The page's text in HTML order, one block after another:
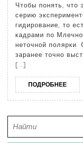
Чтобы понять, что
серию
гидирование, то
кадрами по
неточной полярки.
заранее точно
[…]
ПОДРОБНЕЕ